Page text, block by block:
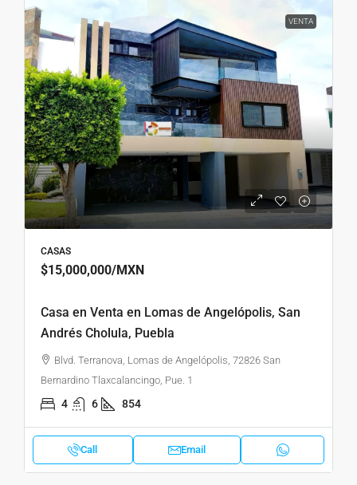
VENTA
CASAS
$15,000,000/MXN
Casa en Venta en Lomas de Angelópolis, San
Andrés Cholula, Puebla
Blvd. Terranova, Lomas de Angelópolis, 72826 San
Bernardino Tlaxcalancingo, Pue. 1
4 6 854
Call Email